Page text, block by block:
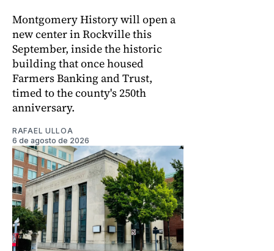
Montgomery History will open a
new center in Rockville this
September, inside the historic
building that once housed
Farmers Banking and Trust,
timed to the county's 250th
anniversary.
RAFAEL ULLOA
6 de agosto de 2026